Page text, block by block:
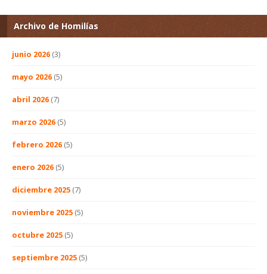
Archivo de Homilías
junio 2026 (3)
mayo 2026 (5)
abril 2026 (7)
marzo 2026 (5)
febrero 2026 (5)
enero 2026 (5)
diciembre 2025 (7)
noviembre 2025 (5)
octubre 2025 (5)
septiembre 2025 (5)